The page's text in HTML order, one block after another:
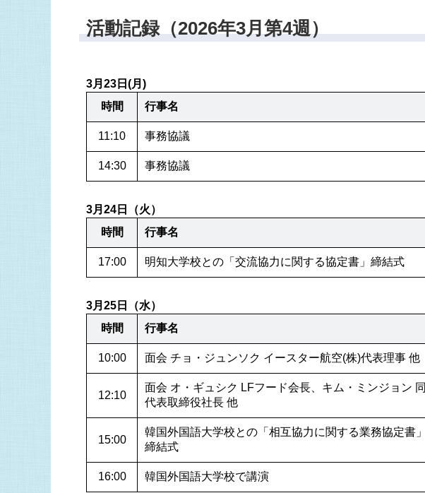
活動記録（2026年3月第4週）
3月23日(月)
時間
行事名
11:10 事務協議
14:30 事務協議
3月24日（火）
時間
行事名
17:00 明知大学校との「交流協力に関する協定書」締結式
3月25日（水）
時間
行事名
10:00 面会 チョ・ジュンソク イースター航空(株)代表理事 他
12:10
面会 オ・ギュシク LFフード会長、キム・ミンジョン 同
代表取締役社長 他
15:00
韓国外国語大学校との「相互協力に関する業務協定書」
締結式
16:00 韓国外国語大学校で講演